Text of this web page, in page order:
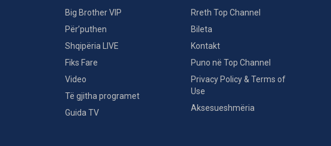
Big Brother VIP
Për’puthen
Shqipëria LIVE
Fiks Fare
Video
Të gjitha programet
Guida TV
Rreth Top Channel
Bileta
Kontakt
Puno në Top Channel
Privacy Policy & Terms of
Use
Aksesueshmëria